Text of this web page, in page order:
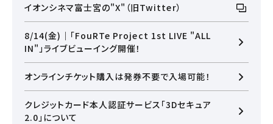
イオンシネマ富士宮の"X"（旧Twitter）
8/14(金)｜「FouRTe Project 1st LIVE "ALL
IN"」ライブビューイング開催！
オンラインチケット購入は発券不要で入場可能！
クレジットカード本人認証サービス「3Dセキュア
2.0」について